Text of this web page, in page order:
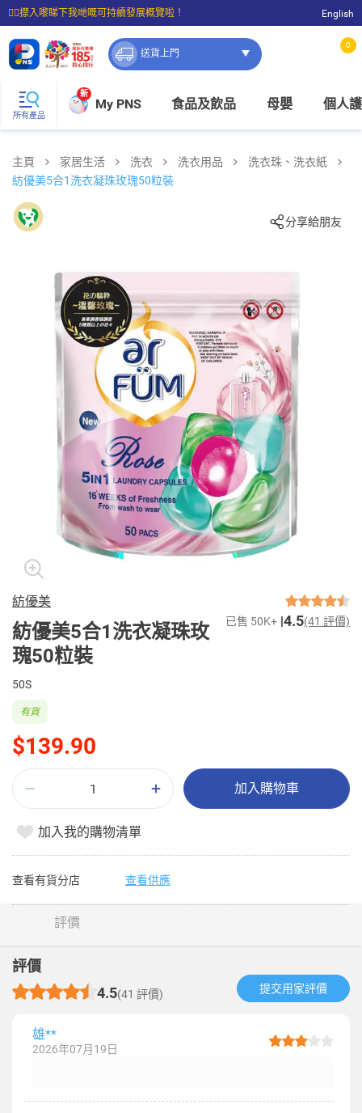
☝🏼㩒入嚟睇下我哋嘅可持續發展概覽啦！
⭐購物滿$399即享免費送貨；滿$100即可免費店取。
English
送貨上門
0
所有產品
新
My PNS 食品及飲品 母嬰 個人
主頁 家居生活 洗衣 洗衣用品
洗衣珠、洗衣紙
紡優美5合1洗衣凝珠玫瑰50粒裝
分享給朋友
紡優美
紡優美5合1洗衣凝珠玫
瑰50粒裝
已售 50K+ 4.5(41 評價)
50S
$139.90
有貨
加入購物車
加入我的購物清單
查看有貨分店 查看供應
評價
評價
4.5(41 評價) 提交用家評價​
雄**
2026年07月19日